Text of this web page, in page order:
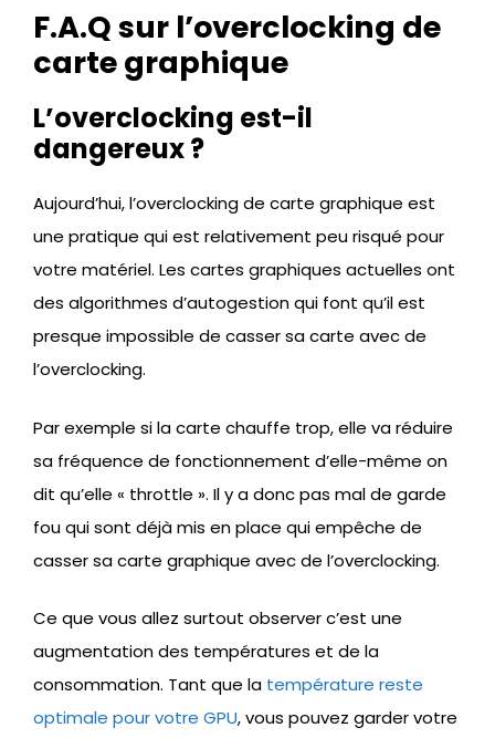
F.A.Q sur l’overclocking de
carte graphique
L’overclocking est-il
dangereux ?
Aujourd’hui, l’overclocking de carte graphique est
une pratique qui est relativement peu risqué pour
votre matériel. Les cartes graphiques actuelles ont
des algorithmes d’autogestion qui font qu’il est
presque impossible de casser sa carte avec de
l’overclocking.
Par exemple si la carte chauffe trop, elle va réduire
sa fréquence de fonctionnement d’elle-même on
dit qu’elle « throttle ». Il y a donc pas mal de garde
fou qui sont déjà mis en place qui empêche de
casser sa carte graphique avec de l’overclocking.
Ce que vous allez surtout observer c’est une
augmentation des températures et de la
consommation. Tant que la température reste
optimale pour votre GPU, vous pouvez garder votre